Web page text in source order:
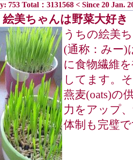
753 Total：3131568 < Since 20 Jan.
絵美ちゃんは野菜大好き
うちの絵美
(通称：みー)
に食物繊維
してます。
燕麦(oats)の
力をアップ
体制も完璧